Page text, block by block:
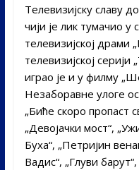
Телевизијску славу
чији је лик тумачио у
телевизијској драми
телевизијској
играо је и у филму
Незаборавне улоге
„Биће скоро пропаст
„Девојачки мост“,
Буха“, „Петријин
Вадис“, „Глуви